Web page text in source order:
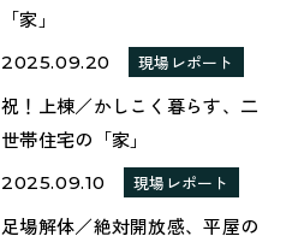
「家」
2025.09.20 現場レポート
祝！上棟／かしこく暮らす、二
世帯住宅の「家」
2025.09.10 現場レポート
足場解体／絶対開放感、平屋の